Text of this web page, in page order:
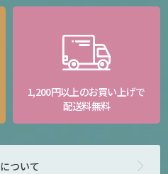
1,200円以上のお買い上げで
配送料無料
について